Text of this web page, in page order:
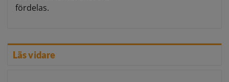
fördelas.
Läs vidare